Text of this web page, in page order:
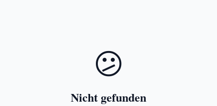
😕
Nicht gefunden